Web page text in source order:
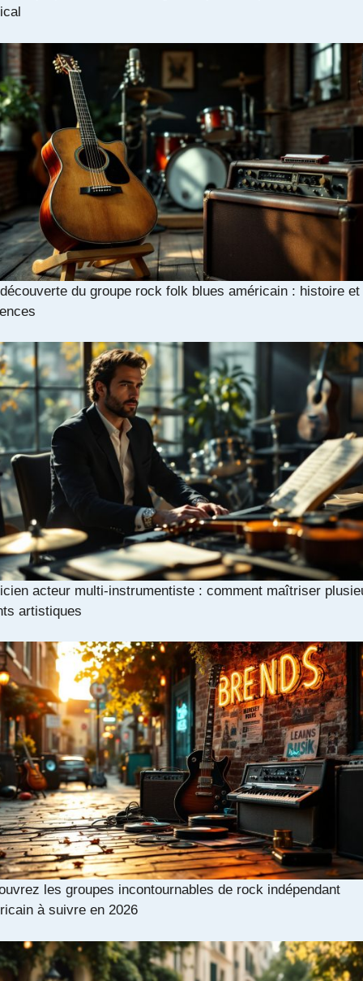
du groupe rock folk blues américain : histoire et
acteur multi-instrumentiste : comment maîtriser
artistiques
les groupes incontournables de rock indépendant
à suivre en 2026